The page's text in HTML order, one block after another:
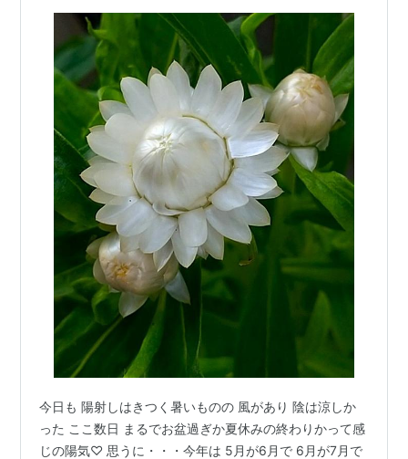
今日も 陽射しはきつく暑いものの 風があり 陰は涼しか
った ここ数日 まるでお盆過ぎか夏休みの終わりかって感
じの陽気♡ 思うに・・・今年は 5月が6月で 6月が7月で